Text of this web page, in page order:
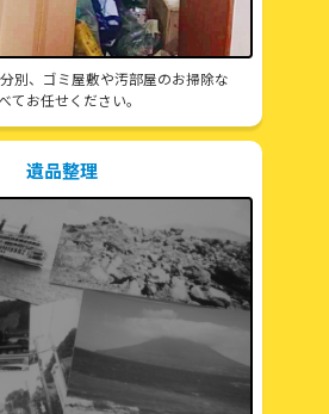
別、ゴミ屋敷や汚部屋のお掃除な
てお任せください。
遺品整理